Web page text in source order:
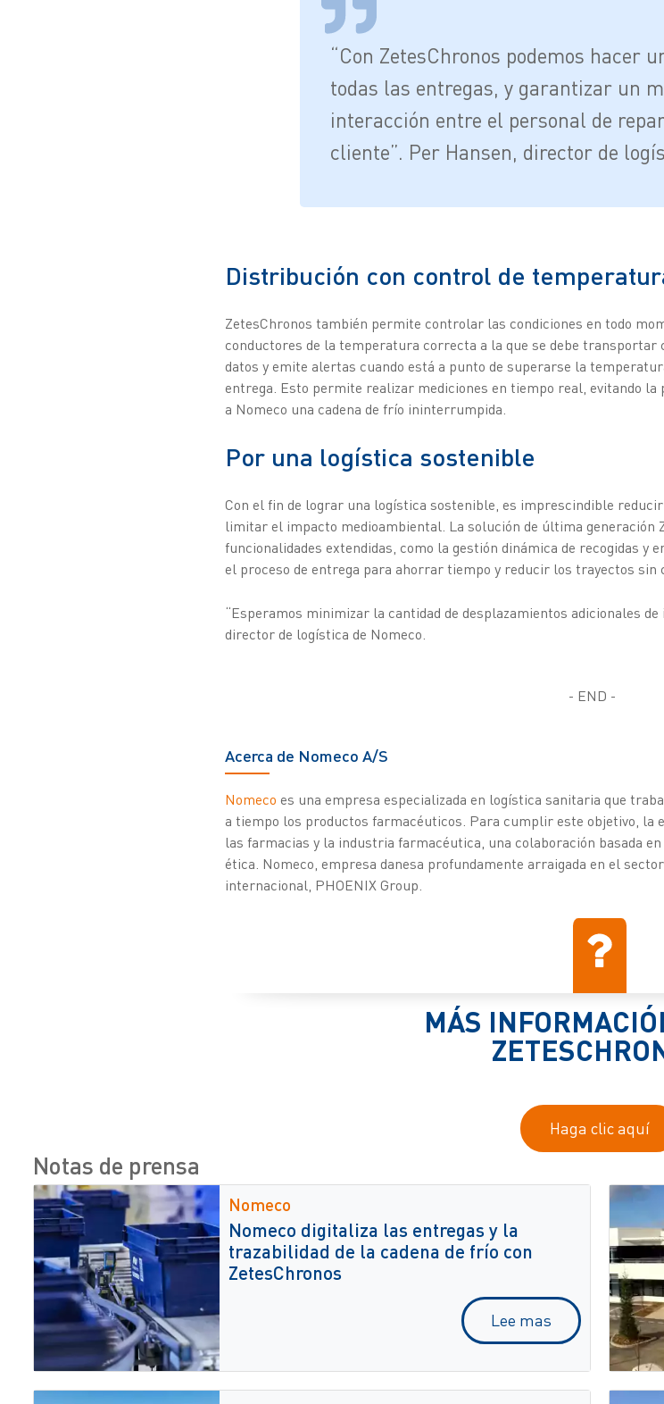
“Con ZetesChronos podemos hacer
todas las entregas, y garantizar un
interacción entre el personal de
cliente”. Per Hansen, director de
Distribución con control de
ZetesChronos también permite controlar las condiciones en todo
conductores de la temperatura correcta a la que se debe transportar
datos y emite alertas cuando está a punto de superarse la
entrega. Esto permite realizar mediciones en tiempo real, evitando la
a Nomeco una cadena de frío ininterrumpida.
Por una logística sostenible
Con el fin de lograr una logística sostenible, es imprescindible
limitar el impacto medioambiental. La solución de última generación
funcionalidades extendidas, como la gestión dinámica de recogidas y
el proceso de entrega para ahorrar tiempo y reducir los trayectos sin
“Esperamos minimizar la cantidad de desplazamientos adicionales de
director de logística de Nomeco.
- END -
Acerca de Nomeco A/S
Nomeco es una empresa especializada en logística sanitaria que
a tiempo los productos farmacéuticos. Para cumplir este objetivo, la
las farmacias y la industria farmacéutica, una colaboración basada
ética. Nomeco, empresa danesa profundamente arraigada en el
internacional, PHOENIX Group.
MÁS
Haga clic aquí
Notas de prensa
Nomeco
Nomeco digitaliza las entregas y la
trazabilidad de la cadena de frío con
ZetesChronos
Lee mas